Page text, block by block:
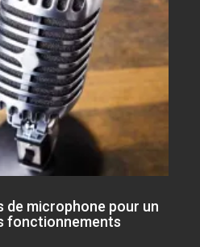
de microphone pour un
fonctionnements